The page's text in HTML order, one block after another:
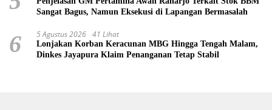
Sangat Bagus, Namun Eksekusi di Lapangan Bermasalah
6 5 Agustus 2026 41 Lihat
Lonjakan Korban Keracunan MBG Hingga Tengah Malam,
Dinkes Jayapura Klaim Penanganan Tetap Stabil